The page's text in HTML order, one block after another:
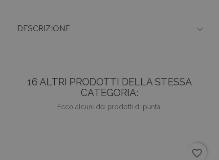
DESCRIZIONE 
16 ALTRI PRODOTTI DELLA STESSA
CATEGORIA:
Ecco alcuni dei prodotti di punta.
favorite_border